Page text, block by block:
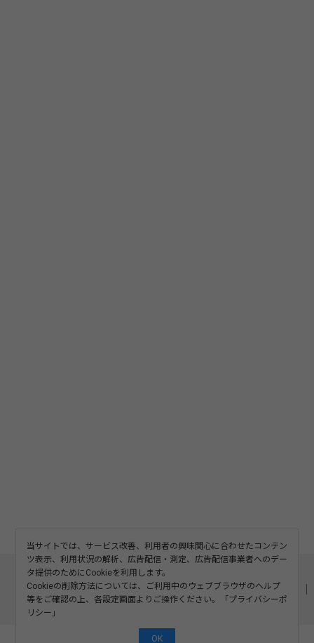
このサイトについて 利用規約
記事の二次利用について
プライバシーポリシー
お問い合わせ
運営会社
当サイトでは、サービス改善、利用者の興味関心に合わせたコンテン
ツ表示、利用状況の解析、広告配信・測定、広告配信事業者へのデー
タ提供のためにCookieを利用します。
Cookieの削除方法については、ご利用中のウェブブラウザのヘルプ
等をご確認の上、各設定画面よりご操作ください。「プライバシーポ
リシー 」
OK